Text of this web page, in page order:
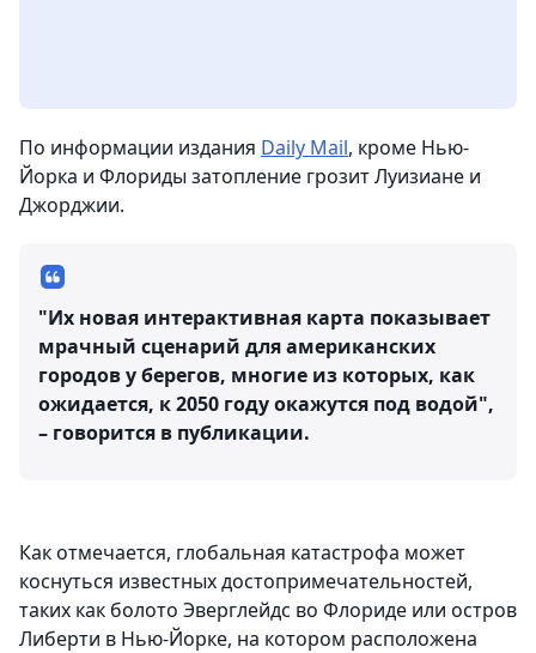
По информации издания Daily Mail, кроме Нью-
Йорка и Флориды затопление грозит Луизиане и
Джорджии.
"Их новая интерактивная карта показывает
мрачный сценарий для американских
городов у берегов, многие из которых, как
ожидается, к 2050 году окажутся под водой",
– говорится в публикации.
Как отмечается, глобальная катастрофа может
коснуться известных достопримечательностей,
таких как болото Эверглейдс во Флориде или остров
Либерти в Нью-Йорке, на котором расположена